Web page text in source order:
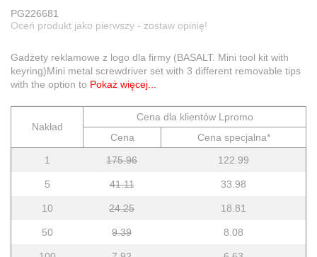
PG226681
Oceń produkt jako pierwszy - zostaw opinię!
Gadżety reklamowe z logo dla firmy (BASALT. Mini tool kit with
keyring)Mini metal screwdriver set with 3 different removable tips
with the option to Pokaż więcej...
Nakład
Cena dla klientów Lpromo
Cena
Cena specjalna*
1
175.96 122.99
5 41.11 33.98
10 24.25 18.81
50 9.39 8.08